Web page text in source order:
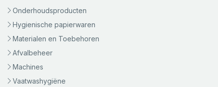
Onderhoudsproducten
Hygienische papierwaren
Materialen en Toebehoren
Afvalbeheer
Machines
Vaatwashygiëne